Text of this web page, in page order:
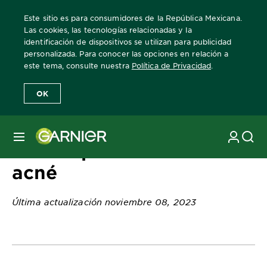
Este sitio es para consumidores de la República Mexicana.
Las cookies, las tecnologías relacionadas y la
identificación de dispositivos se utilizan para publicidad
personalizada. Para conocer las opciones en relación a
este tema, consulte nuestra Política de Privacidad
OK
MENÚ
Home Revista Garnier Consejos sobre el cuidado de la piel
Rutina para eliminar el
acné
Última actualización noviembre 08, 2023